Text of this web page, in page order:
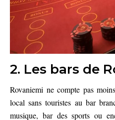
2. Les bars de
Rovaniemi ne compte pas
local sans touristes au bar
musique, bar des sports ou